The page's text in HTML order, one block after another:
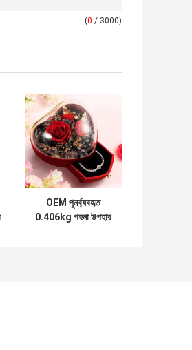
(0 / 3000)
OEM পুনর্ব্যবহৃত
0.406kg গহনা উপহার